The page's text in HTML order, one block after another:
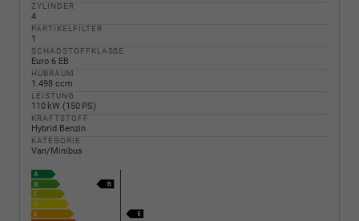
ZYLINDER
4
PARTIKELFILTER
1
SCHADSTOFFKLASSE
Euro 6 EB
HUBRAUM
1.498 ccm
LEISTUNG
110 kW (150 PS)
KRAFTSTOFF
Hybrid Benzin
KATEGORIE
Van/Minibus